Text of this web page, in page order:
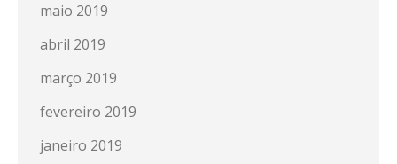
maio 2019
abril 2019
março 2019
fevereiro 2019
janeiro 2019